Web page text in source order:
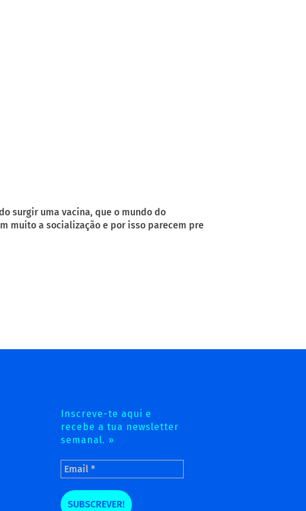
surgir uma vacina, que o mundo do
muito a socialização e por isso parecem pre
Inscreve-te aqui e
recebe a tua newsletter
semanal. »